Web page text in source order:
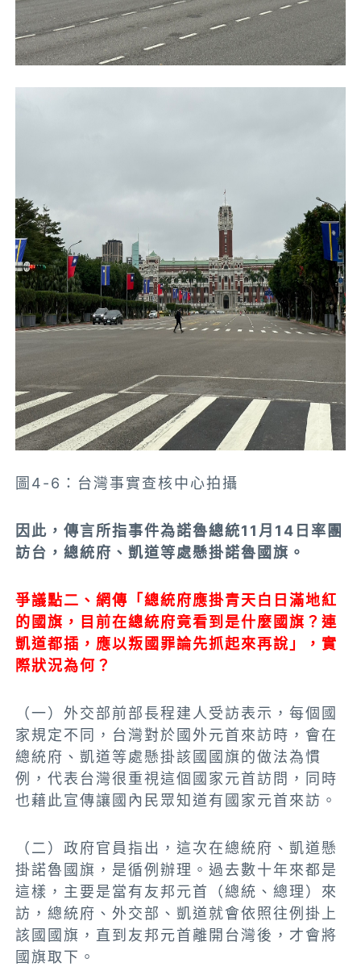
圖4-6：台灣事實查核中心拍攝
因此，傳言所指事件為諾魯總統11月14日率團
訪台，總統府、凱道等處懸掛諾魯國旗。
爭議點二、網傳「總統府應掛青天白日滿地紅
的國旗，目前在總統府竟看到是什麼國旗？連
凱道都插，應以叛國罪論先抓起來再說」，實
際狀況為何？
（一）外交部前部長程建人受訪表示，每個國
家規定不同，台灣對於國外元首來訪時，會在
總統府、凱道等處懸掛該國國旗的做法為慣
例，代表台灣很重視這個國家元首訪問，同時
也藉此宣傳讓國內民眾知道有國家元首來訪。
（二）政府官員指出，這次在總統府、凱道懸
掛諾魯國旗，是循例辦理。過去數十年來都是
這樣，主要是當有友邦元首（總統、總理）來
訪，總統府、外交部、凱道就會依照往例掛上
該國國旗，直到友邦元首離開台灣後，才會將
國旗取下。